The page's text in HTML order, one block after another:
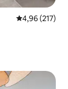
4,96 av 5 i
4,96 (217)